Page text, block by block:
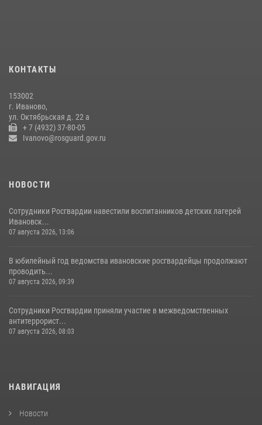
санаторно-оздоровительном лагере "Строитель" Ивановской
области
23 июля 2026, 06:27
КОНТАКТЫ
153002
г. Иваново,
ул. Октябрьская д. 22 а
+ 7 (4932) 37-80-05
Ivanovo@rosguard.gov.ru
НОВОСТИ
Сотрудники Росгвардии навестили воспитанников детских лагерей
Ивановск...
07 августа 2026, 13:06
В юбилейный год ведомства ивановские росгвардейцы продолжают
проводить...
07 августа 2026, 09:39
Сотрудники Росгвардии приняли участие в межведомственных
антитеррорист...
07 августа 2026, 08:03
НАВИГАЦИЯ
Новости